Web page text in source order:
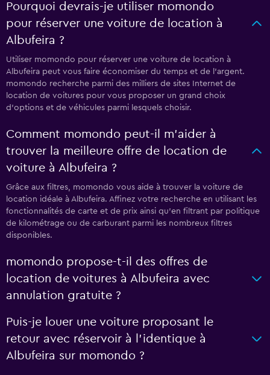
Pourquoi devrais-je utiliser momondo
pour réserver une voiture de location à
Albufeira ?
Utiliser momondo pour réserver une voiture de location à
Albufeira peut vous faire économiser du temps et de l'argent.
momondo recherche parmi des milliers de sites Internet de
location de voitures pour vous proposer un grand choix
d'options et de véhicules parmi lesquels choisir.
Comment momondo peut-il m’aider à
trouver la meilleure offre de location de
voiture à Albufeira ?
Grâce aux filtres, momondo vous aide à trouver la voiture de
location idéale à Albufeira. Affinez votre recherche en utilisant les
fonctionnalités de carte et de prix ainsi qu'en filtrant par politique
de kilométrage ou de carburant parmi les nombreux filtres
disponibles.
momondo propose-t-il des offres de
location de voitures à Albufeira avec
annulation gratuite ?
Puis-je louer une voiture proposant le
retour avec réservoir à l’identique à
Albufeira sur momondo ?